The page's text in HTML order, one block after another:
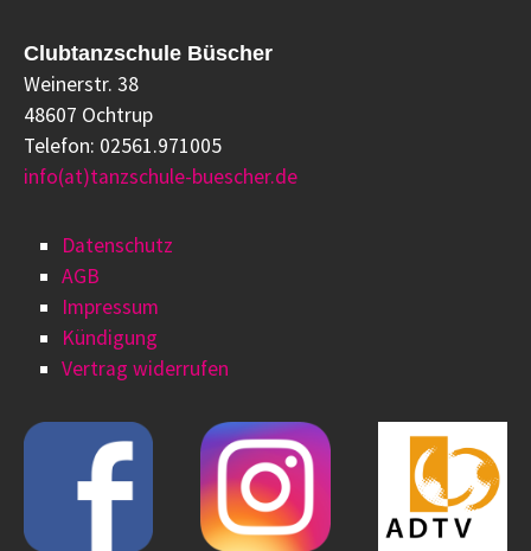
Clubtanzschule Büscher
Weinerstr. 38
48607 Ochtrup
Telefon: 02561.971005
info(at)tanzschule-buescher.de
Datenschutz
AGB
Impressum
Kündigung
Vertrag widerrufen